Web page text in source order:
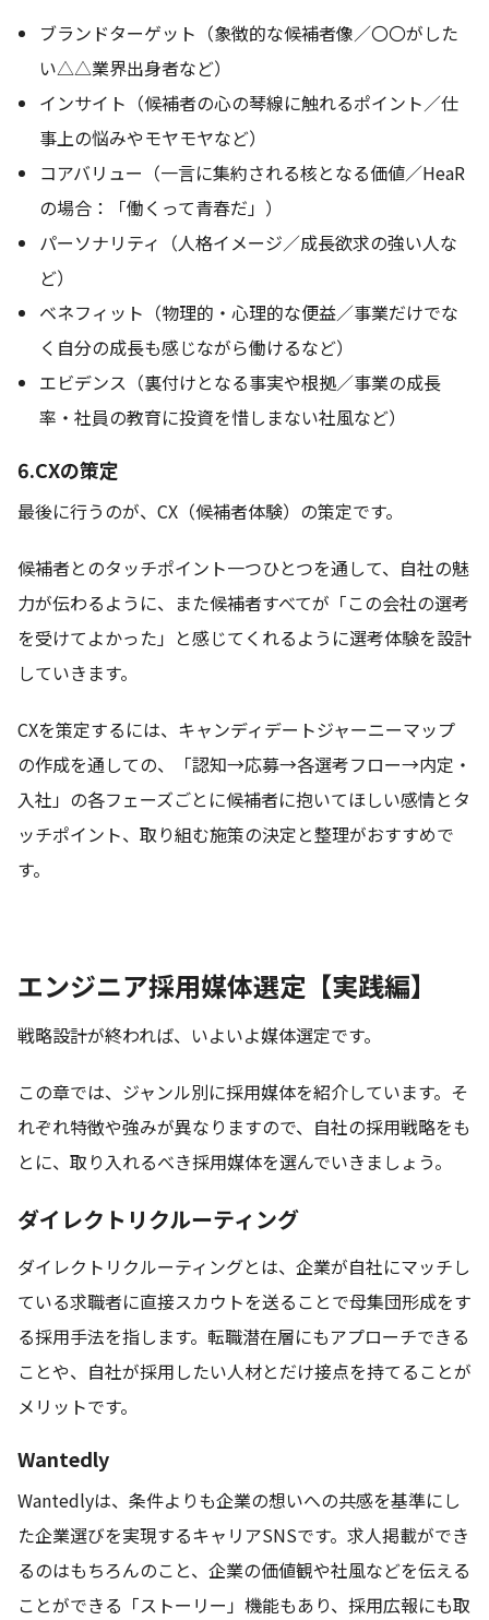
ブランドターゲット（象徴的な候補者像／〇〇がした
い△△業界出身者など）
インサイト（候補者の心の琴線に触れるポイント／仕
事上の悩みやモヤモヤなど）
コアバリュー（一言に集約される核となる価値／HeaR
の場合：「働くって青春だ」）
パーソナリティ（人格イメージ／成長欲求の強い人な
ど）
ベネフィット（物理的・心理的な便益／事業だけでな
く自分の成長も感じながら働けるなど）
エビデンス（裏付けとなる事実や根拠／事業の成長
率・社員の教育に投資を惜しまない社風など）
6.CXの策定
最後に行うのが、CX（候補者体験）の策定です。
候補者とのタッチポイント一つひとつを通して、自社の魅
力が伝わるように、また候補者すべてが「この会社の選考
を受けてよかった」と感じてくれるように選考体験を設計
していきます。
CXを策定するには、キャンディデートジャーニーマップ
の作成を通しての、「認知→応募→各選考フロー→内定・
入社」の各フェーズごとに候補者に抱いてほしい感情とタ
ッチポイント、取り組む施策の決定と整理がおすすめで
す。
エンジニア採用媒体選定【実践編】
戦略設計が終われば、いよいよ媒体選定です。
この章では、ジャンル別に採用媒体を紹介しています。そ
れぞれ特徴や強みが異なりますので、自社の採用戦略をも
とに、取り入れるべき採用媒体を選んでいきましょう。
ダイレクトリクルーティング
ダイレクトリクルーティングとは、企業が自社にマッチし
ている求職者に直接スカウトを送ることで母集団形成をす
る採用手法を指します。転職潜在層にもアプローチできる
ことや、自社が採用したい人材とだけ接点を持てることが
メリットです。
Wantedly
Wantedlyは、条件よりも企業の想いへの共感を基準にし
た企業選びを実現するキャリアSNSです。求人掲載ができ
るのはもちろんのこと、企業の価値観や社風などを伝える
ことができる「ストーリー」機能もあり、採用広報にも取